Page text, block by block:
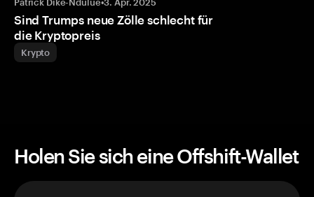
Patrick Dike-Ndulue•3. Apr. 2025
Sind Trumps neue Zölle schlecht für
die Kryptopreis
Krypto
Holen Sie sich eine Offshift-Wallet